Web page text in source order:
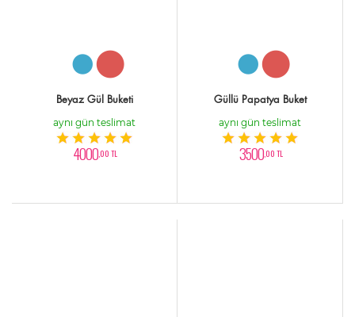
Beyaz Gül Buketi
aynı gün teslimat
4000,00 TL
Güllü Papatya Buket
aynı gün teslimat
3500,00 TL